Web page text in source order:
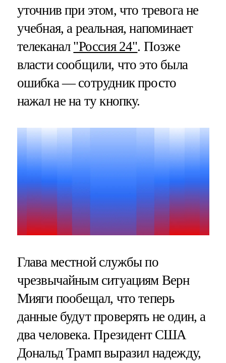
уточнив при этом, что тревога не
учебная, а реальная, напоминает
телеканал "Россия 24". Позже
власти сообщили, что это была
ошибка — сотрудник просто
нажал не на ту кнопку.
Глава местной службы по
чрезвычайным ситуациям Верн
Мияги пообещал, что теперь
данные будут проверять не один, а
два человека. Президент США
Дональд Трамп выразил надежду,